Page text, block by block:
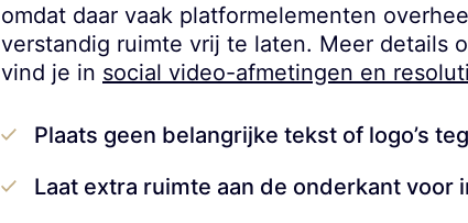
omdat daar vaak platformelementen
verstandig ruimte vrij te laten. Meer details
vind je in social video-afmetingen en
Plaats geen belangrijke tekst of logo’s
Laat extra ruimte aan de onderkant voor